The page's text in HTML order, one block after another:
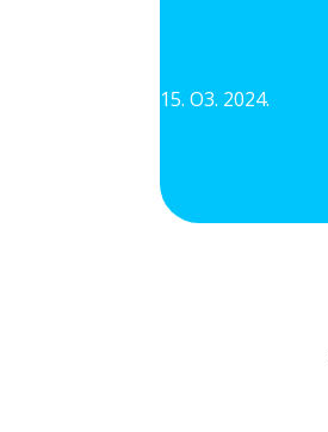
15. O3. 2024.